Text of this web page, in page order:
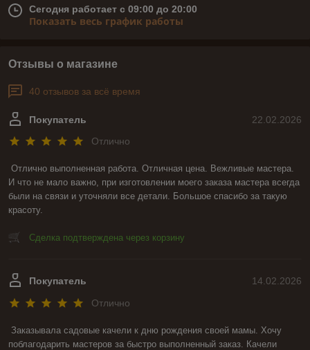
Сегодня работает с 09:00 до 20:00
Показать весь график работы
Отзывы о магазине
40 отзывов за всё время
22.02.2026
Покупатель
Отлично
Отлично выполненная работа. Отличная цена. Вежливые мастера.
И что не мало важно, при изготовлении моего заказа мастера всегда
были на связи и уточняли все детали. Большое спасибо за такую
красоту.
Сделка подтверждена через корзину
14.02.2026
Покупатель
Отлично
Заказывала садовые качели к дню рождения своей мамы. Хочу
поблагодарить мастеров за быстро выполненный заказ. Качели